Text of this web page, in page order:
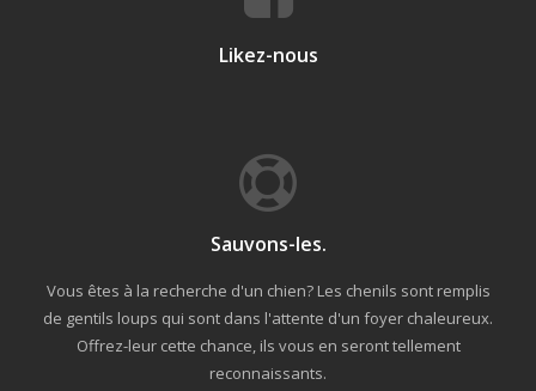
Likez-nous
Sauvons-les.
Vous êtes à la recherche d'un chien? Les chenils sont remplis
de gentils loups qui sont dans l'attente d'un foyer chaleureux.
Offrez-leur cette chance, ils vous en seront tellement
reconnaissants.